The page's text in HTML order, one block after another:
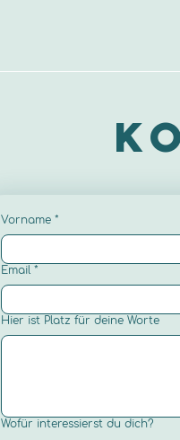
Vorname *
Email *
Hier ist Platz für deine Worte
Wofür interessierst du dich?